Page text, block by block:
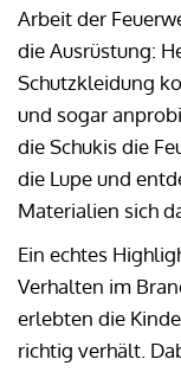
Arbeit der
die Ausrüstung:
Schutzkleidung
und sogar
die Schukis die
die Lupe und
Materialien sich
Ein echtes
Verhalten im
erlebten die
richtig verhält.